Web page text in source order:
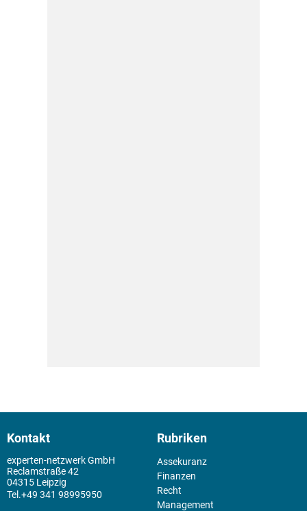
Kontakt
experten-netzwerk GmbH
Reclamstraße 42
04315 Leipzig
+49 341 98995950
Rubriken
Assekuranz
Finanzen
Recht
Management